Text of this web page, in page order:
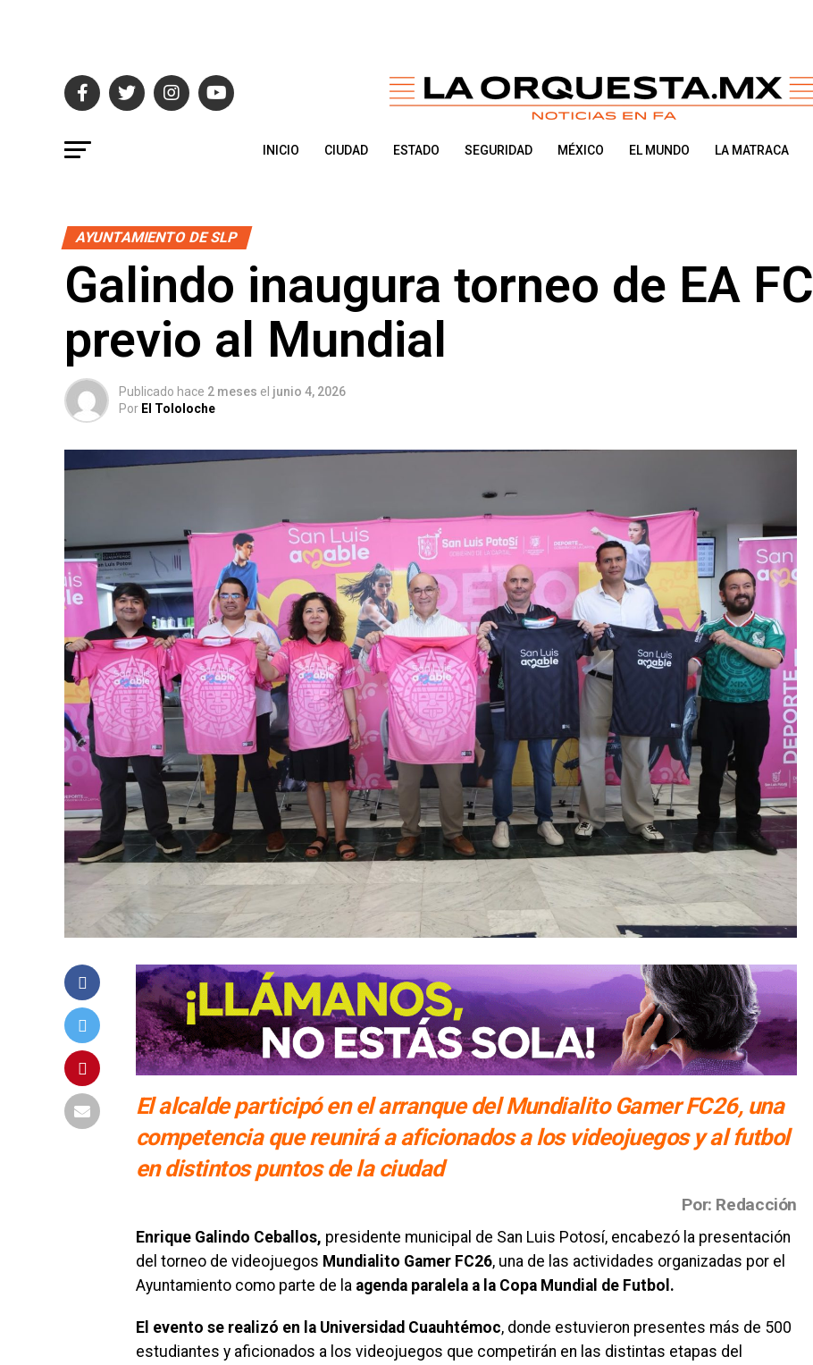
INICIO CIUDAD ESTADO SEGURIDAD MÉXICO EL MUNDO LA MATRACA
AYUNTAMIENTO DE SLP
Galindo inaugura torneo de EA FC
previo al Mundial
Publicado hace 2 meses el junio 4, 2026
Por El Tololoche
El alcalde participó en el arranque del Mundialito Gamer FC26, una
competencia que reunirá a aficionados a los videojuegos y al futbol
en distintos puntos de la ciudad
Por: Redacción
Enrique Galindo Ceballos, presidente municipal de San Luis Potosí, encabezó la presentación
del torneo de videojuegos Mundialito Gamer FC26, una de las actividades organizadas por el
Ayuntamiento como parte de la agenda paralela a la Copa Mundial de Futbol.
El evento se realizó en la Universidad Cuauhtémoc, donde estuvieron presentes más de 500
estudiantes y aficionados a los videojuegos que competirán en las distintas etapas del